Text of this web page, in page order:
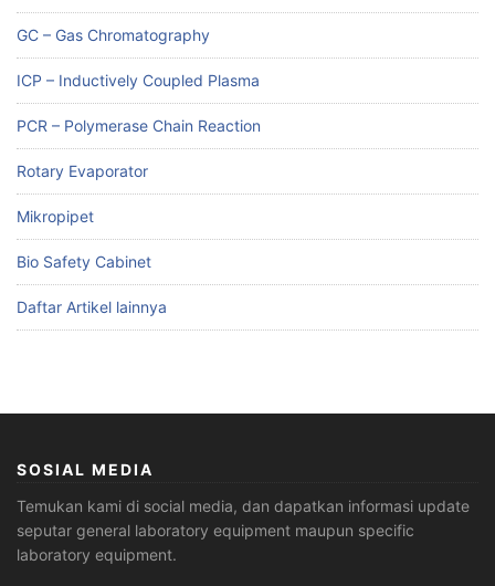
GC – Gas Chromatography
ICP – Inductively Coupled Plasma
PCR – Polymerase Chain Reaction
Rotary Evaporator
Mikropipet
Bio Safety Cabinet
Daftar Artikel lainnya
SOSIAL MEDIA
Temukan kami di social media, dan dapatkan informasi update
seputar general laboratory equipment maupun specific
laboratory equipment.